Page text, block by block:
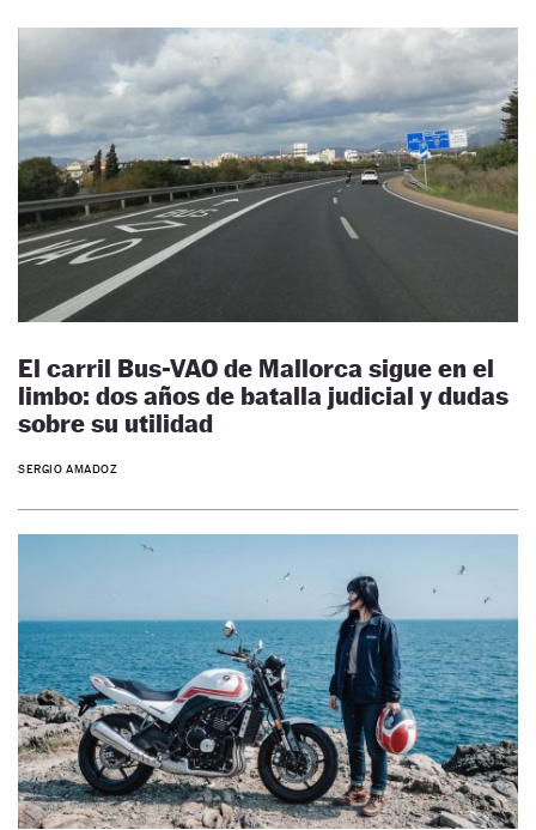
El carril Bus-VAO de Mallorca sigue en el
limbo: dos años de batalla judicial y dudas
sobre su utilidad
SERGIO AMADOZ